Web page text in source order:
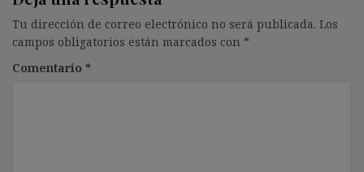
Tu dirección de correo electrónico no será publicada. Los
campos obligatorios están marcados con *
Comentario *